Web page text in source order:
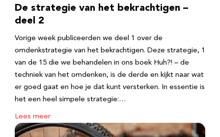
De strategie van het bekrachtigen –
deel 2
Vorige week publiceerden we deel 1 over de
omdenkstrategie van het bekrachtigen. Deze strategie, 1
van de 15 die we behandelen in ons boek Huh?! – de
techniek van het omdenken, is de derde en kijkt naar wat
er goed gaat en hoe je dat kunt versterken. In essentie is
het een heel simpele strategie:…
Lees meer